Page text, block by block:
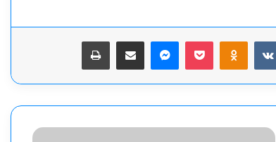
Odnoklassniki
‫Pocketماسنجرمشاركة عبر البريد طباعة
بوتين: